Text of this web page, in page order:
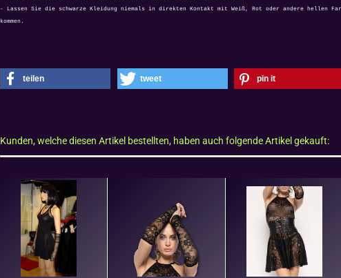
- Lassen Sie die schwarze Kleidung niemals in direkten Kontakt mit Weiß, Rot oder andere hellen
kommen.
teilen tweet pin it
Kunden, welche diesen Artikel bestellten, haben auch folgende Artikel gekauft: